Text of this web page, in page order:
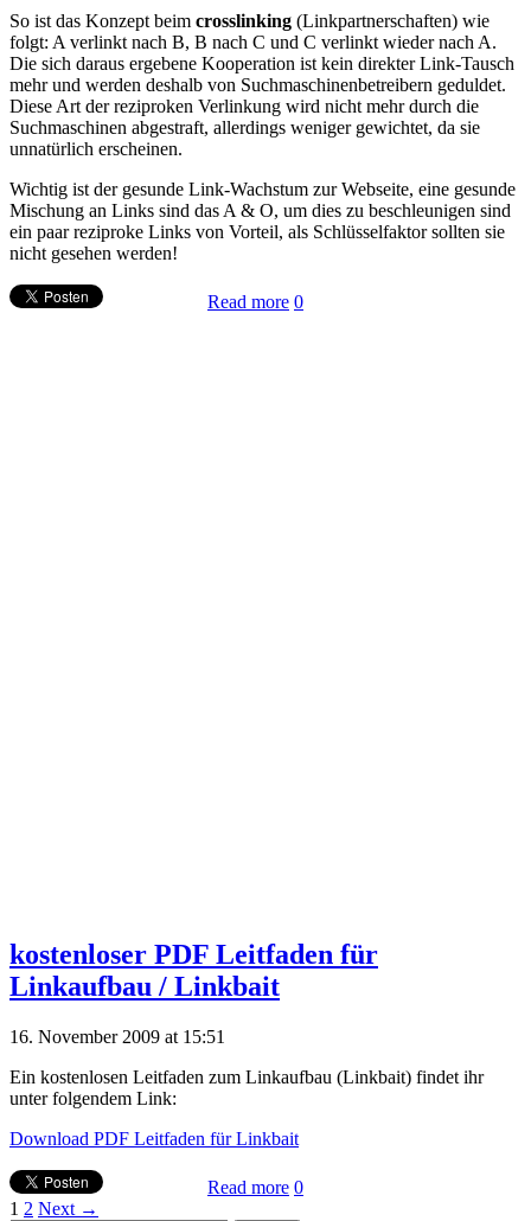
So ist das Konzept beim crosslinking (Linkpartnerschaften) wie
folgt: A verlinkt nach B, B nach C und C verlinkt wieder nach A.
Die sich daraus ergebene Kooperation ist kein direkter Link-Tausch
mehr und werden deshalb von Suchmaschinenbetreibern geduldet.
Diese Art der reziproken Verlinkung wird nicht mehr durch die
Suchmaschinen abgestraft, allerdings weniger gewichtet, da sie
unnatürlich erscheinen.
Wichtig ist der gesunde Link-Wachstum zur Webseite, eine gesunde
Mischung an Links sind das A & O, um dies zu beschleunigen sind
ein paar reziproke Links von Vorteil, als Schlüsselfaktor sollten sie
nicht gesehen werden!
Read more 0
kostenloser PDF Leitfaden für
Linkaufbau / Linkbait
16. November 2009 at 15:51
Ein kostenlosen Leitfaden zum Linkaufbau (Linkbait) findet ihr
unter folgendem Link:
Download PDF Leitfaden für Linkbait
Read more 0
1 2 Next →